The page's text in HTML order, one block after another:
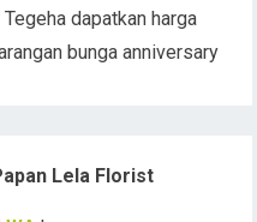
dapatkan harga
bunga anniversary
Lela Florist